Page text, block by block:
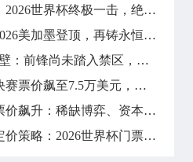
世界杯终极一击，绝杀封王**
美加墨登顶，再铸永恒传奇
尚未踏入禁区，梦想已碎在防线之外”
至7.5万美元，天价门票创下历史纪录
博弈、资本暗战与全球体育消费版图的结构性重塑
：2026世界杯门票市场的溢价平衡机制